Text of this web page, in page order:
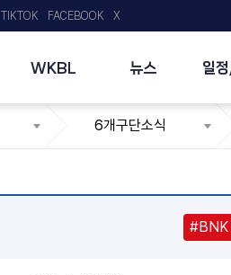
WKBL 뉴스 일
TIKTOK FACEBOOK X
6개구단소식
#BNK